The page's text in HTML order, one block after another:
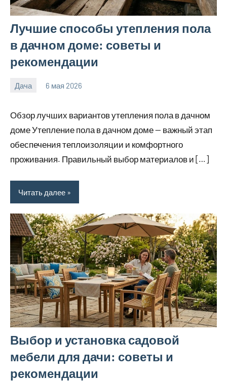
Лучшие способы утепления пола
в дачном доме: советы и
рекомендации
Дача 6 мая 2026
calvinken_co
Обзор лучших вариантов утепления пола в дачном
доме Утепление пола в дачном доме — важный этап
обеспечения теплоизоляции и комфортного
проживания. Правильный выбор материалов и […]
Читать далее
Выбор и установка садовой
мебели для дачи: советы и
рекомендации